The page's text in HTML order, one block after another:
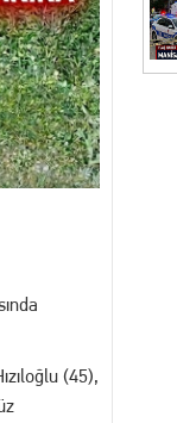
Sağlanamıyor
Buldu
bırakıldı
(45),